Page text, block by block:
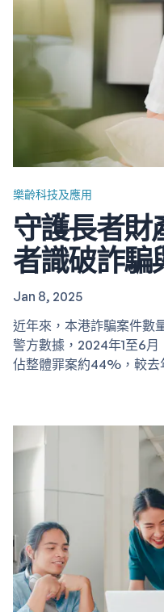
低收入或有特殊需要的
樂齡科技及應用
守護長者財
者識破詐騙
Jan 8, 2025
近年來，本港詐騙案件數
警方數據，2024年1至6月
佔整體罪案約44%，較去
百萬元。長者由於對新興
受害者。因此，照顧者
角色。本篇文章將著重
與網路釣魚，守護長輩的財產安全。 了
照顧者必須先充分了解
才能有效地幫助長者防範